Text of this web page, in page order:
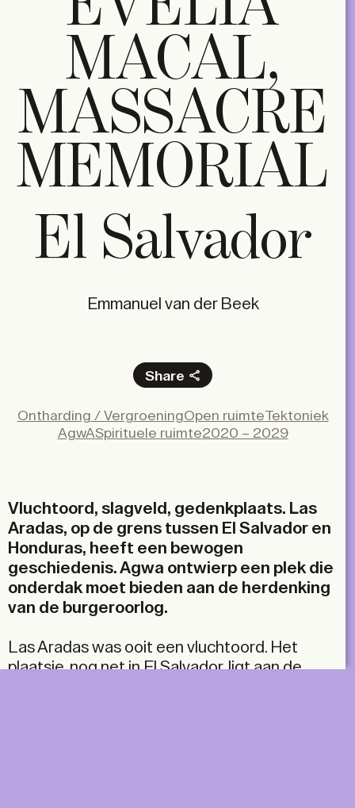
MACAL,
MASSACRE
MEMORIAL
El Salvador
Emmanuel van der Beek
Share
X
Ontharding / VergroeningOpen ruimteTektoniek
AgwASpirituele ruimte2020 – 2029
Vluchtoord, slagveld, gedenkplaats. Las
Aradas, op de grens tussen El Salvador en
Honduras, heeft een bewogen
geschiedenis. Agwa ontwierp een plek die
onderdak moet bieden aan de herdenking
van de burgeroorlog.
Las Aradas was ooit een vluchtoord. Het
plaatsje, nog net in El Salvador, ligt aan de